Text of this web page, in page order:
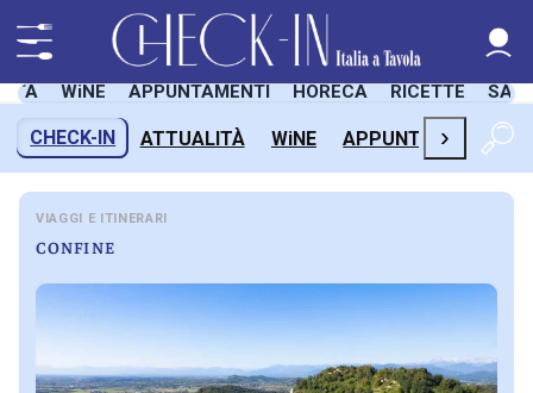
WiNE APPUNTAMENTI HORECA RICETTE
CHECK-IN ATTUALITÀ WiNE APPUNTAMENTI
›
VIAGGI E ITINERARI
CONFINE